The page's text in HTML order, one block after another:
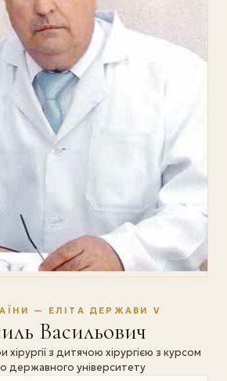
— ЕЛІТА ДЕРЖАВИ V
Васильович
хірургії з дитячою хірургією з курсом
державного університету